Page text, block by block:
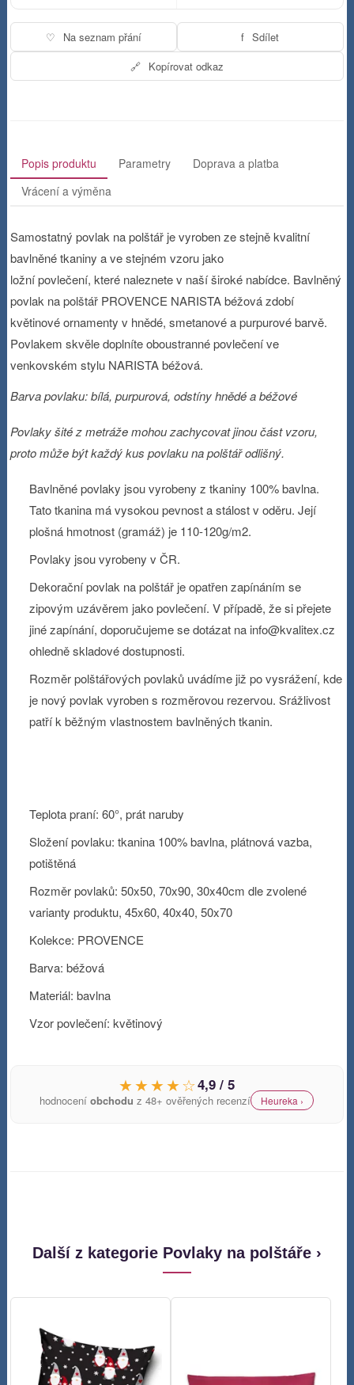
♡ Na seznam přání f Sdílet
🔗 Kopírovat odkaz
Popis produktu Parametry
Doprava a platba
Vrácení a výměna
Samostatný povlak na polštář je vyroben ze stejně kvalitní
bavlněné tkaniny a ve stejném vzoru jako
ložní povlečení, které naleznete v naší široké nabídce. Bavlněný
povlak na polštář PROVENCE NARISTA béžová zdobí
květinové ornamenty v hnědé, smetanové a purpurové barvě.
Povlakem skvěle doplníte oboustranné povlečení ve
venkovském stylu NARISTA béžová.
Barva povlaku: bílá, purpurová, odstíny hnědé a béžové
Povlaky šité z metráže mohou zachycovat jinou část vzoru,
proto může být každý kus povlaku na polštář odlišný.
Bavlněné povlaky jsou vyrobeny z tkaniny 100% bavlna.
Tato tkanina má vysokou pevnost a stálost v oděru. Její
plošná hmotnost (gramáž) je 110-120g/m2.
Povlaky jsou vyrobeny v ČR.
Dekorační povlak na polštář je opatřen zapínáním se
zipovým uzávěrem jako povlečení. V případě, že si přejete
jiné zapínání, doporučujeme se dotázat na info@kvalitex.cz
ohledně skladové dostupnosti.
Rozměr polštářových povlaků uvádíme již po vysrážení, kde
je nový povlak vyroben s rozměrovou rezervou. Srážlivost
patří k běžným vlastnostem bavlněných tkanin.
Teplota praní: 60°, prát naruby
Složení povlaku: tkanina 100% bavlna, plátnová vazba,
potištěná
Rozměr povlaků: 50x50, 70x90, 30x40cm dle zvolené
varianty produktu, 45x60, 40x40, 50x70
Kolekce: PROVENCE
Barva: béžová
Materiál: bavlna
Vzor povlečení: květinový
★★★★☆4,9 / 5
hodnoceníobchodu z 48+ ověřených recenzí Heureka ›
Další z kategorie Povlaky na polštáře ›